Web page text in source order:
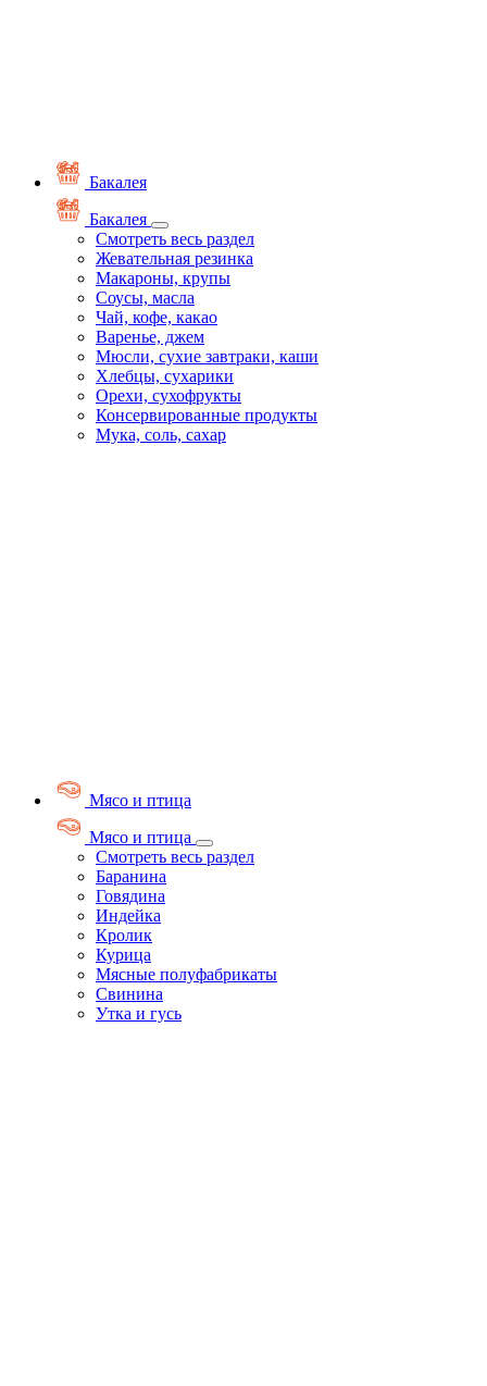
Бакалея
Бакалея
Смотреть весь раздел
Жевательная резинка
Макароны, крупы
Соусы, масла
Чай, кофе, какао
Варенье, джем
Мюсли, сухие завтраки, каши
Хлебцы, сухарики
Орехи, сухофрукты
Консервированные продукты
Мука, соль, сахар
Мясо и птица
Мясо и птица
Смотреть весь раздел
Баранина
Говядина
Индейка
Кролик
Курица
Мясные полуфабрикаты
Свинина
Утка и гусь